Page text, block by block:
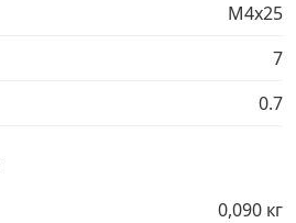
оборудование
М4х25
7
0.7
0,090 кг